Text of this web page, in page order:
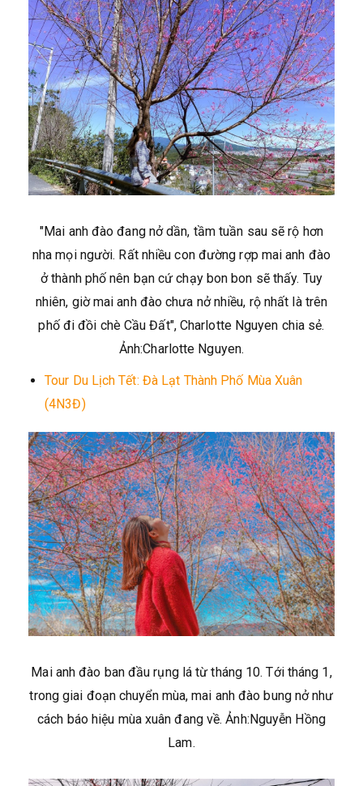
"Mai anh đào đang nở dần, tầm tuần sau sẽ rộ hơn
nha mọi người. Rất nhiều con đường rợp mai anh đào
ở thành phố nên bạn cứ chạy bon bon sẽ thấy. Tuy
nhiên, giờ mai anh đào chưa nở nhiều, rộ nhất là trên
phố đi đồi chè Cầu Đất", Charlotte Nguyen chia sẻ.
Ảnh:Charlotte Nguyen.
Tour Du Lịch Tết: Đà Lạt Thành Phố Mùa Xuân
(4N3Đ)
Mai anh đào ban đầu rụng lá từ tháng 10. Tới tháng 1,
trong giai đoạn chuyển mùa, mai anh đào bung nở như
cách báo hiệu mùa xuân đang về. Ảnh:Nguyễn Hồng
Lam.